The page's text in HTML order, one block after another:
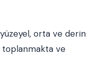
orta ve derin
ve